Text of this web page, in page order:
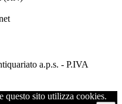
a.p.s. - P.IVA
sito utilizza cookies.